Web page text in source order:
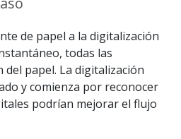
de papel a la digitalización
todas las
papel. La digitalización
y comienza por reconocer
podrían mejorar el flujo